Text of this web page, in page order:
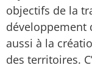
objectifs de la
développement
aussi à la
des territoires.